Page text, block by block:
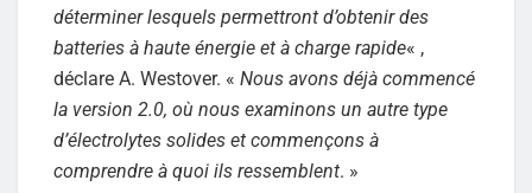
déterminer lesquels permettront d’obtenir des
batteries à haute énergie et à charge rapide« ,
déclare A. Westover. « Nous avons déjà commencé
la version 2.0, où nous examinons un autre type
d’électrolytes solides et commençons à
comprendre à quoi ils ressemblent. »